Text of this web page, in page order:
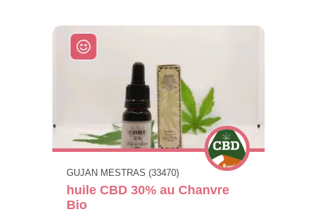
GUJAN MESTRAS (33470)
huile CBD 30% au Chanvre
Bio